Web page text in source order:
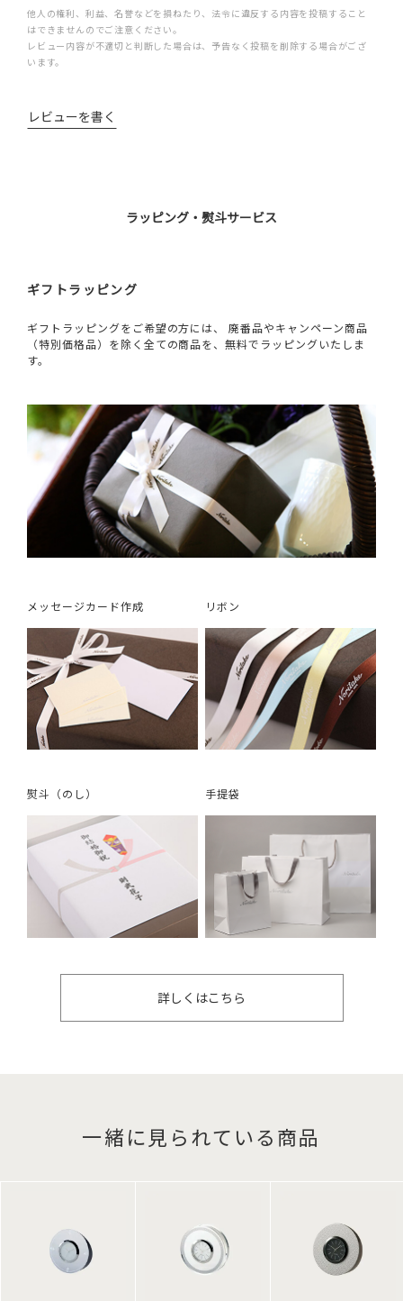
他人の権利、利益、名誉などを損ねたり、法令に違反する内容を投稿すること
はできませんのでご注意ください。
レビュー内容が不適切と判断した場合は、予告なく投稿を削除する場合がござ
います。
レビューを書く
ラッピング・熨斗サービス
ギフトラッピング
ギフトラッピングをご希望の方には、 廃番品やキャンペーン商品
（特別価格品）を除く全ての商品を、無料でラッピングいたしま
す。
メッセージカード作成 リボン
熨斗（のし） 手提袋
詳しくはこちら
一緒に見られている商品